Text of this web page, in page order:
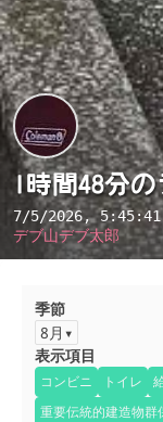
1時間48分
7/5/2026,
デブ山デブ太郎
季節
8月
表示項目
コンビニ トイレ
重要伝統的建造物群